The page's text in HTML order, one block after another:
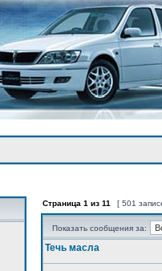
Страница 1 из 11 [ 501
Показать сообщения за:
Течь масла